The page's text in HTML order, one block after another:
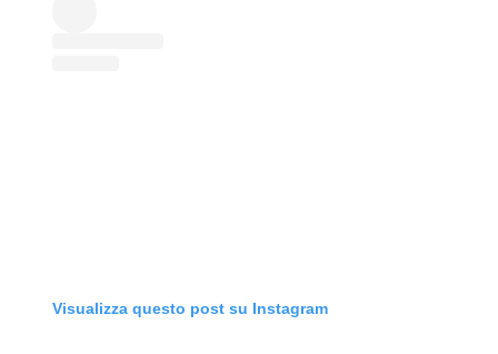
Visualizza questo post su Instagram